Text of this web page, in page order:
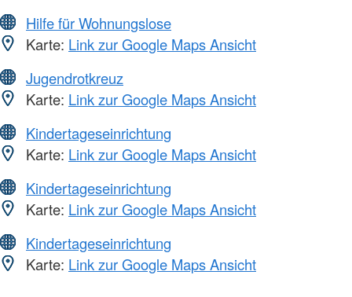
Hilfe für Wohnungslose
Karte: Link zur Google Maps Ansicht
Jugendrotkreuz
Karte: Link zur Google Maps Ansicht
Kindertageseinrichtung
Karte: Link zur Google Maps Ansicht
Kindertageseinrichtung
Karte: Link zur Google Maps Ansicht
Kindertageseinrichtung
Karte: Link zur Google Maps Ansicht